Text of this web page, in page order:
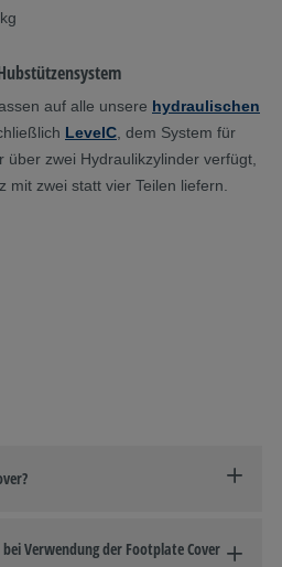
auf alle unsere hydraulischen
LevelC , dem System für
zwei Hydraulikzylinder verfügt,
mit zwei statt vier Teilen liefern.
Verwendung der Footplate Cover